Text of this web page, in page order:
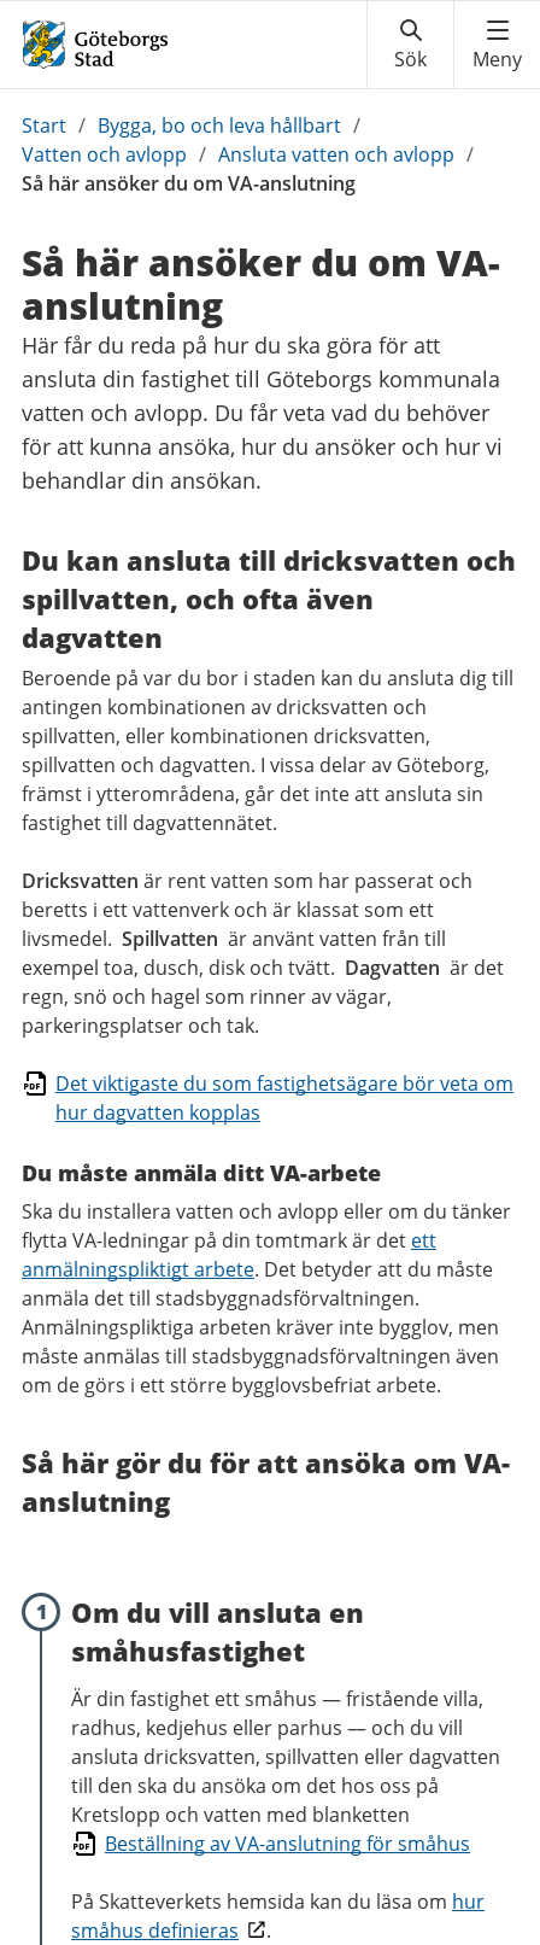
Du
är
här:
Start / Bygga, bo och leva hållbart /
Vatten och avlopp / Ansluta vatten och avlopp /
Så här ansöker du om VA-anslutning
Så här ansöker du om VA-
anslutning
Här får du reda på hur du ska göra för att
ansluta din fastighet till Göteborgs kommunala
vatten och avlopp. Du får veta vad du behöver
för att kunna ansöka, hur du ansöker och hur vi
behandlar din ansökan.
Du kan ansluta till dricksvatten och
spillvatten, och ofta även
dagvatten
Beroende på var du bor i staden kan du ansluta dig till
antingen kombinationen av dricksvatten och
spillvatten, eller kombinationen dricksvatten,
spillvatten och dagvatten. I vissa delar av Göteborg,
främst i ytterområdena, går det inte att ansluta sin
fastighet till dagvattennätet.
Dricksvatten är rent vatten som har passerat och
beretts i ett vattenverk och är klassat som ett
livsmedel. Spillvatten är använt vatten från till
exempel toa, dusch, disk och tvätt. Dagvatten är det
regn, snö och hagel som rinner av vägar,
parkeringsplatser och tak.
Det viktigaste du som fastighetsägare bör veta om
hur dagvatten kopplas
Du måste anmäla ditt VA-arbete
Ska du installera vatten och avlopp eller om du tänker
flytta VA-ledningar på din tomtmark är det ett
anmälningspliktigt arbete. Det betyder att du måste
anmäla det till stadsbyggnadsförvaltningen.
Anmälningspliktiga arbeten kräver inte bygglov, men
måste anmälas till stadsbyggnadsförvaltningen även
om de görs i ett större bygglovsbefriat arbete.
Så här gör du för att ansöka om VA-
anslutning
1
Om du vill ansluta en
småhusfastighet
Är din fastighet ett småhus —fristående villa,
radhus, kedjehus eller parhus — och du vill
ansluta dricksvatten, spillvatten eller dagvatten
till den ska du ansöka om det hos oss på
Kretslopp och vatten med blanketten
Beställning av VA-anslutning för småhus
På Skatteverkets hemsida kan du läsa om hur
småhus definieras
.